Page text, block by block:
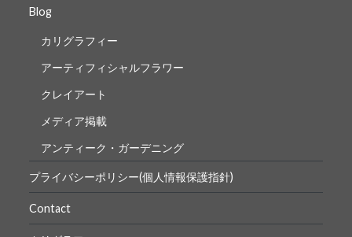
Blog
カリグラフィー
アーティフィシャルフラワー
クレイアート
メディア掲載
アンティーク・ガーデニング
プライバシーポリシー(個人情報保護指針)
Contact